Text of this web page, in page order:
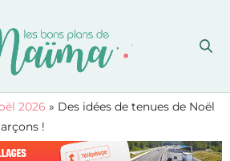
2026 » Des idées de tenues de Noël
!